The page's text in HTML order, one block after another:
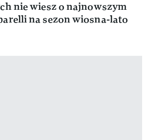
nie wiesz o najnowszym
na sezon wiosna-lato